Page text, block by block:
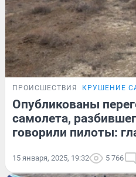
ПРОИСШЕСТВИЯ КРУШЕНИЕ
Опубликованы
самолета,
говорили пилоты:
15 января, 2025, 19:32 5 766